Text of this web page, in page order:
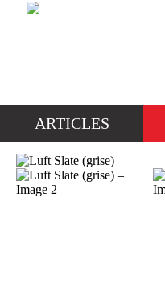
Rechercher :
ARTICLES